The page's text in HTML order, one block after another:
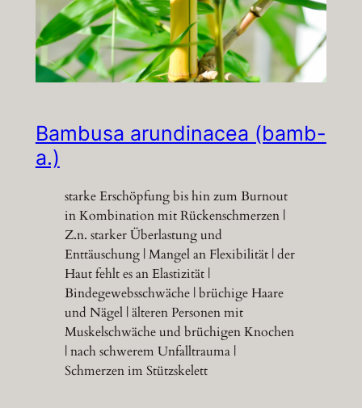
Bambusa arundinacea (bamb-
a.)
starke Erschöpfung bis hin zum Burnout
in Kombination mit Rückenschmerzen |
Z.n. starker Überlastung und
Enttäuschung | Mangel an Flexibilität | der
Haut fehlt es an Elastizität |
Bindegewebsschwäche | brüchige Haare
und Nägel | älteren Personen mit
Muskelschwäche und brüchigen Knochen
| nach schwerem Unfalltrauma |
Schmerzen im Stützskelett